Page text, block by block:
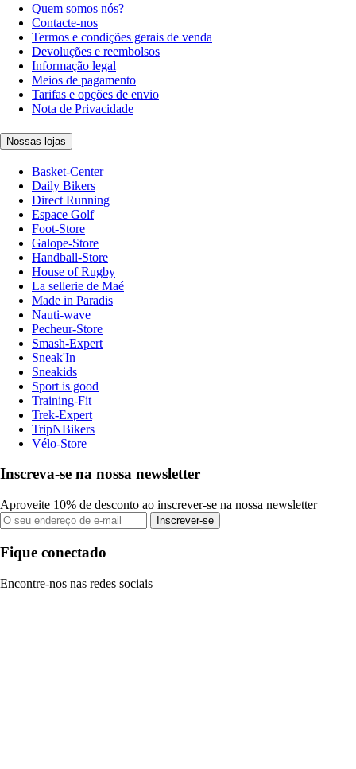
Quem somos nós?
Contacte-nos
Termos e condições gerais de venda
Devoluções e reembolsos
Informação legal
Meios de pagamento
Tarifas e opções de envio
Nota de Privacidade
Nossas lojas
Basket-Center
Daily Bikers
Direct Running
Espace Golf
Foot-Store
Galope-Store
Handball-Store
House of Rugby
La sellerie de Maé
Made in Paradis
Nauti-wave
Pecheur-Store
Smash-Expert
Sneak'In
Sneakids
Sport is good
Training-Fit
Trek-Expert
TripNBikers
Vélo-Store
Inscreva-se na nossa newsletter
Aproveite 10% de desconto ao inscrever-se na nossa newsletter
Inscrever-se
Fique conectado
Encontre-nos nas redes sociais